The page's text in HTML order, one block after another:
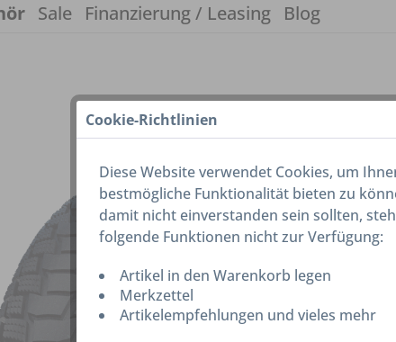
Sale Finanzierung / Leasing Blog
Cookie-Richtlinien
Diese Website verwendet Cookies, um
bestmögliche Funktionalität bieten zu
damit nicht einverstanden sein sollten,
folgende Funktionen nicht zur Verfügung:
Artikel in den Warenkorb legen
Merkzettel
Artikelempfehlungen und vieles mehr